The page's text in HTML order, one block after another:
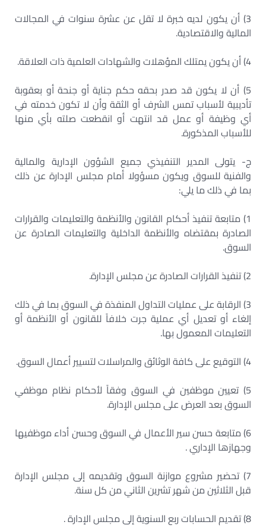
3) أن يكون لديه خبرة لا تقل عن عشرة سنوات في المجالات
المالية والاقتصادية.
4) أن يكون يمتلك المؤهلات والشهادات العلمية ذات العلاقة.
5) أن لا يكون قد صدر بحقه حكم جناية أو جنحة أو بعقوبة
تأديبية لأسباب تمس الشرف أو الثقة وأن لا تكون خدمته في
أي وظيفة أو عمل قد انتهت أو انقطعت صلته بأي منها
للأسباب المذكورة.
ج- يتولى المدير التنفيذي جميع الشؤون الإدارية والمالية
والفنية للسوق ويكون مسؤولا أمام مجلس الإدارة عن ذلك
بما في ذلك ما يلي:
1) متابعة تنفيذ أحكام القانون والأنظمة والتعليمات والقرارات
الصادرة بمقتضاه والأنظمة الداخلية والتعليمات الصادرة عن
السوق.
2) تنفيذ القرارات الصادرة عن مجلس الإدارة.
3) الرقابة على عمليات التداول المنفذة في السوق بما في ذلك
إلغاء أو تعديل أي عملية جرت خلافاً للقانون أو الأنظمة أو
التعليمات المعمول بها.
4) التوقيع على كافة الوثائق والمراسلات لتسيير أعمال السوق.
5) تعيين موظفين في السوق وفقاً لأحكام نظام موظفي
السوق بعد العرض على مجلس الإدارة.
6) متابعة حسن سير الأعمال في السوق وحسن أداء موظفيها
وجهازها الإداري .
7) تحضير مشروع موازنة السوق وتقديمه إلى مجلس الإدارة
قبل الثلاثين من شهر تشرين الثاني من كل سنة.
8) تقديم الحسابات ربع السنوية إلى مجلس الإدارة .